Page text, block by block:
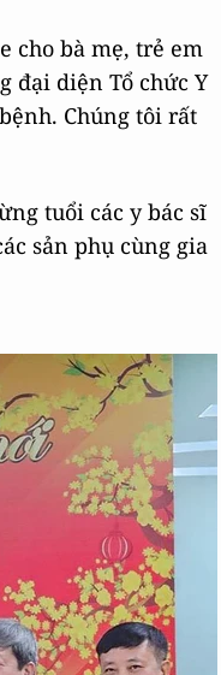
cho bà mẹ, trẻ em
đại diện Tổ chức Y
Chúng tôi rất
tuổi các y bác sĩ
sản phụ cùng gia